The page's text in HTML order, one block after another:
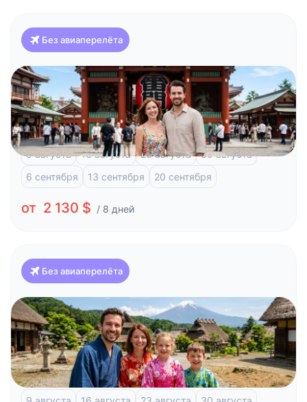
Без авиаперелёта
Япония
Токио, 8 дней и отдых на побережье
Токио Фудзи-Кавагучико Атами
9 августа 16 августа 23 августа
30 августа
6 сентября
13 сентября 20 сентября
от 2 130 $ / 8 дней
Без авиаперелёта
Япония
Классика Японии и отдых на побережье (Токио-
Токио)
Токио Фудзи-Кавагучико Атами Киото